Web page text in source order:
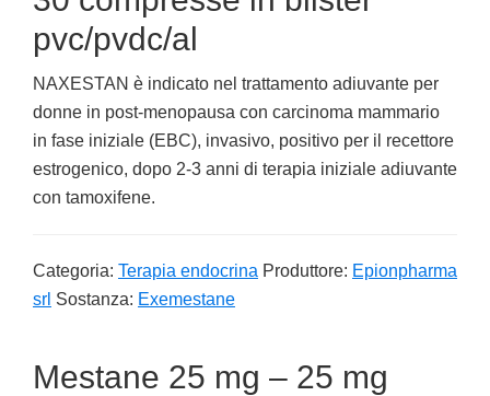
pvc/pvdc/al
NAXESTAN è indicato nel trattamento adiuvante per
donne in post-menopausa con carcinoma mammario
in fase iniziale (EBC), invasivo, positivo per il recettore
estrogenico, dopo 2-3 anni di terapia iniziale adiuvante
con tamoxifene.
Categoria: Terapia endocrina Produttore: Epionpharma
srl Sostanza: Exemestane
Mestane 25 mg – 25 mg